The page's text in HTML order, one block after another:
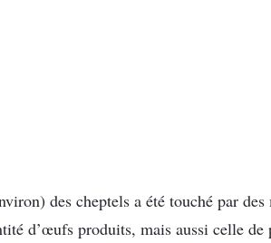
des cheptels a été touché par des
d’œufs produits, mais aussi celle de